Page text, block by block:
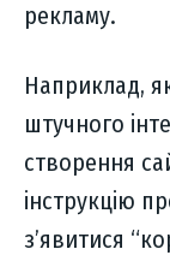
рекламу.
Наприклад,
штучного
створення
інструкцію
з’явитися